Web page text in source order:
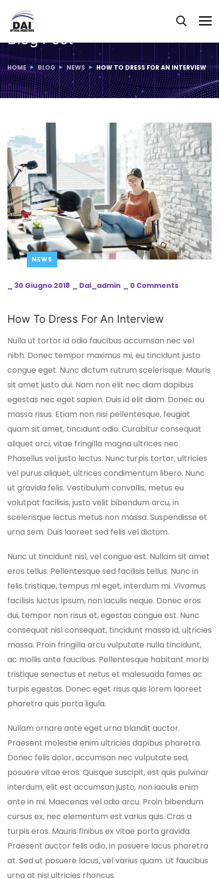
Blog Post
HOME BLOG NEWS HOW TO DRESS FOR AN INTERVIEW
NEWS
30 Giugno 2018 Dai_admin 0 Comments
How To Dress For An Interview
Nulla ut tortor id odio faucibus accumsan nec vel
nibh. Donec tempor maximus mi, eu tincidunt justo
congue eget. Nunc dictum rutrum scelerisque. Mauris
sit amet justo dui. Nam non elit nec diam dapibus
egestas nec eget sapien. Duis id elit diam. Donec eu
massa risus. Etiam non nisi pellentesque, feugiat
quam sit amet, tincidunt odio. Curabitur consequat
aliquet orci, vitae fringilla magna ultrices nec.
Phasellus vel justo lectus. Nunc turpis tortor, ultricies
vel purus aliquet, ultrices condimentum libero. Nunc
ut gravida felis. Vestibulum convallis, metus eu
volutpat facilisis, justo velit bibendum arcu, in
scelerisque lectus metus non massa. Suspendisse et
urna sem. Duis laoreet sed felis vel dictum.
Nunc ut tincidunt nisl, vel congue est. Nullam sit amet
eros tellus. Pellentesque sed facilisis tellus. Nunc in
felis tristique, tempus mi eget, interdum mi. Vivamus
facilisis luctus ipsum, non iaculis neque. Donec eros
dui, tempor non risus et, egestas congue est. Nunc
consequat nisl consequat, tincidunt massa id, ultricies
massa. Proin fringilla arcu vulputate nulla tincidunt,
ac mollis ante faucibus. Pellentesque habitant morbi
tristique senectus et netus et malesuada fames ac
turpis egestas. Donec eget risus quis lorem laoreet
pharetra quis porta ligula.
Nullam ornare ante eget urna blandit auctor.
Praesent molestie enim ultricies dapibus pharetra.
Donec felis dolor, accumsan nec vulputate sed,
posuere vitae eros. Quisque suscipit, est quis pulvinar
interdum, elit est accumsan justo, non iaculis enim
ante in mi. Maecenas vel odio arcu. Proin bibendum
cursus ex, nec elementum est varius quis. Cras a
turpis eros. Mauris finibus ex vitae porta gravida.
Praesent auctor felis odio, in posuere lacus pharetra
at. Sed ut posuere lacus, vel varius quam. Ut faucibus
urna at nisi ultricies rhoncus.